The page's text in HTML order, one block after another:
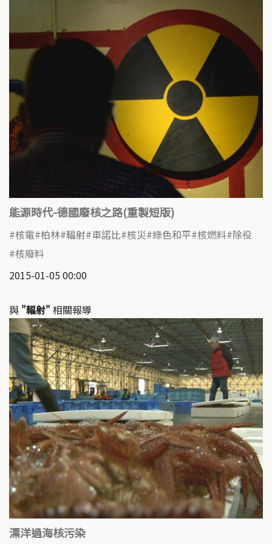
能源時代-德國廢核之路(重製短版)
核電 柏林 輻射 車諾比 核災 綠色和平 核燃料 除役
核廢料
2015-01-05 00:00
與 "輻射" 相關報導
漂洋過海核污染